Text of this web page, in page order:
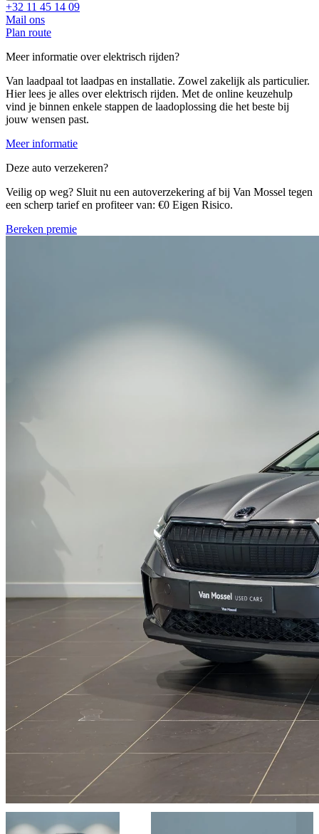
+32 11 45 14 09
Mail ons
Plan route
Meer informatie over elektrisch rijden?
Van laadpaal tot laadpas en installatie. Zowel zakelijk als particulier.
Hier lees je alles over elektrisch rijden. Met de online keuzehulp
vind je binnen enkele stappen de laadoplossing die het beste bij
jouw wensen past.
Meer informatie
Deze auto verzekeren?
Veilig op weg? Sluit nu een autoverzekering af bij Van Mossel tegen
een scherp tarief en profiteer van: €0 Eigen Risico.
Bereken premie